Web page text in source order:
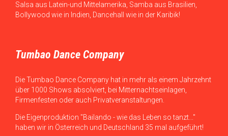
Salsa aus Latein-und Mittelamerika, Samba aus Brasilien,
Bollywood wie in Indien, Dancehall wie in der Karibik!
Tumbao Dance Company
Die Tumbao Dance Company hat in mehr als einem Jahrzehnt
über 1000 Shows absolviert, bei Mitternachtseinlagen,
Firmenfesten oder auch Privatveranstaltungen.
Die Eigenproduktion "Bailando - wie das Leben so tanzt..."
haben wir in Österreich und Deutschland 35 mal aufgeführt!